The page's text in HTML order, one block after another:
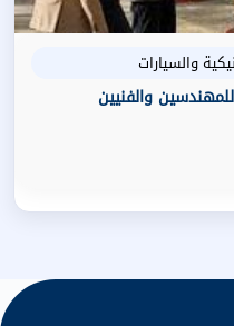
والسيارات
والفنيين